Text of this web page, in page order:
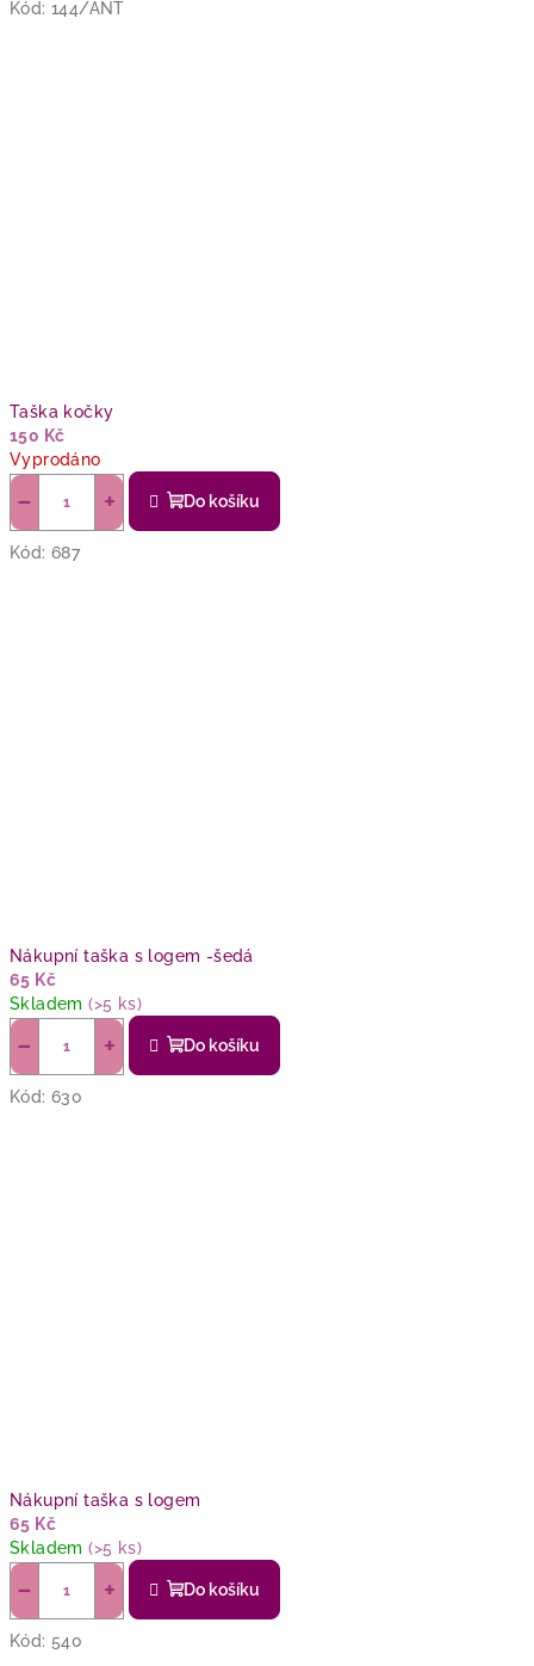
Kód: 144/ANT
Taška kočky
150 Kč
Vyprodáno
+
− Do košíku
Kód: 687
Nákupní taška s logem -šedá
65 Kč
Skladem(>5 ks)
+
− Do košíku
Kód: 630
Nákupní taška s logem
65 Kč
Skladem(>5 ks)
+
− Do košíku
Kód: 540